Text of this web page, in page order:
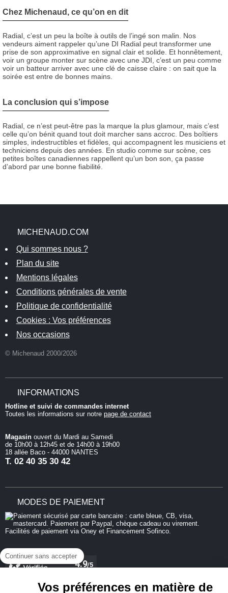
Continuer sans accepter
Vos préférences en matière de
Chez Michenaud, ce qu’on en dit
Radial, c’est un peu la boîte à outils de l’ingé son malin. Nos
vendeurs aiment rappeler qu’une DI Radial peut transformer une
prise de son approximative en signal clair et solide. Et honnêtement,
voir un groupe monter sur scène avec une JDI, c’est un peu comme
voir un batteur arriver avec une clé de caisse claire : on sait que la
soirée est entre de bonnes mains.
La conclusion qui s’impose
Radial, ce n’est peut-être pas la marque la plus glamour, mais c’est
celle qu’on bénit quand tout doit marcher sans accroc. Des boîtiers
simples, indestructibles et fidèles, qui accompagnent les musiciens et
techniciens depuis des années. En studio comme sur scène, ces
petites boîtes canadiennes rappellent qu’un bon son, ça passe
d’abord par une bonne fiabilité.
MICHENAUD.COM
Qui sommes nous ?
Plan du site
Mentions légales
Conditions générales de vente
Politique de confidentialité
Cookies : Vos préférences
Nos occasions
© Michenaud 2000/2026
INFORMATIONS
Hotline et suivi de commandes internet
Toutes les informations sur notre page de contact
Magasin ouvert du Mardi au Samedi
de 10h00 à 12h45 et de 14h00 à 19h00
18 allée Baco - 44000 NANTES
T. 02 40 35 30 42
MODES DE PAIEMENT